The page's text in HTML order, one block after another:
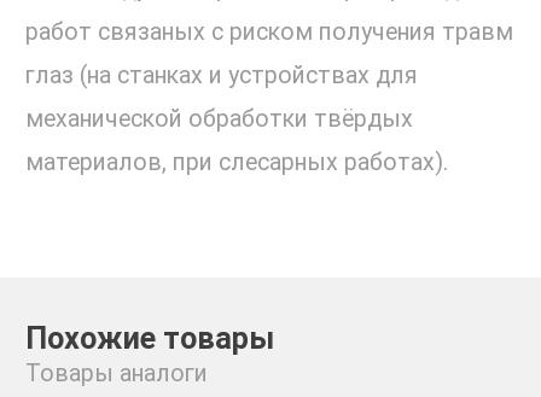
работ связаных с риском получения травм
глаз (на станках и устройствах для
механической обработки твёрдых
материалов, при слесарных работах).
Похожие товары
Товары аналоги